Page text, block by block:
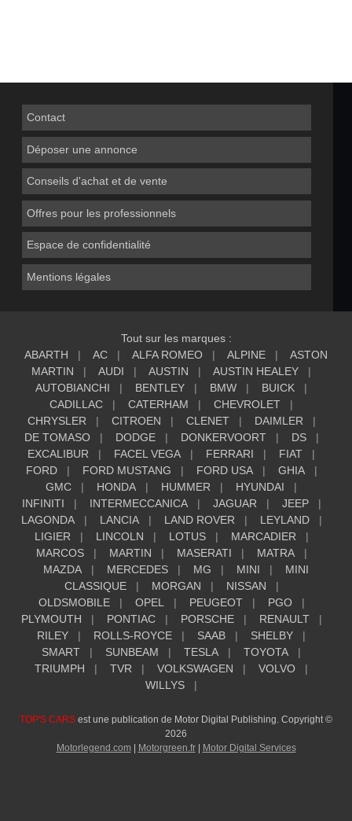
Contact
Déposer une annonce
Conseils d'achat et de vente
Offres pour les professionnels
Espace de confidentialité
Mentions légales
Tout sur les marques :
ABARTH
AC ALFA ROMEO ALPINE
ASTON
MARTIN
AUDI AUSTIN
AUSTIN HEALEY
AUTOBIANCHI
BENTLEY BMW
BUICK
CADILLAC
CATERHAM
CHEVROLET
CHRYSLER
CITROEN CLENET
DAIMLER
DE TOMASO
DODGE DONKERVOORT
DS
EXCALIBUR
FACEL VEGA FERRARI
FIAT
FORD
FORD MUSTANG FORD USA
GHIA
GMC
HONDA HUMMER
HYUNDAI
INFINITI
INTERMECCANICA JAGUAR
JEEP
LAGONDA
LANCIA LAND ROVER
LEYLAND
LIGIER
LINCOLN LOTUS
MARCADIER
MARCOS
MARTIN MASERATI
MATRA
MAZDA
MERCEDES MG MINI
MINI
CLASSIQUE
MORGAN
NISSAN
OLDSMOBILE
OPEL PEUGEOT
PGO
PLYMOUTH
PONTIAC PORSCHE
RENAULT
RILEY
ROLLS-ROYCE SAAB
SHELBY
SMART
SUNBEAM TESLA
TOYOTA
TRIUMPH
TVR VOLKSWAGEN
VOLVO
WILLYS
TOP'S CARS est une publication de Motor Digital Publishing. Copyright ©
2026
Motorlegend.com| Motorgreen.fr| Motor Digital Services